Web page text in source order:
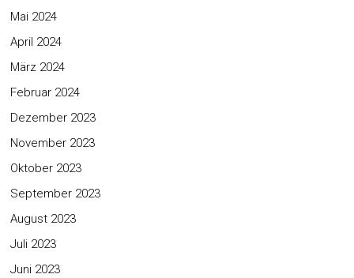
Mai 2024
April 2024
März 2024
Februar 2024
Dezember 2023
November 2023
Oktober 2023
September 2023
August 2023
Juli 2023
Juni 2023